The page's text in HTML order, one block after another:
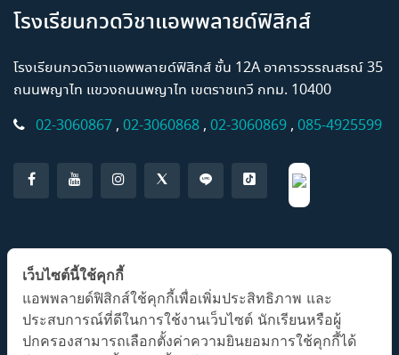
โรงเรียนกวดวิชาแอพพลายด์ฟิสิกส์
โรงเรียนกวดวิชาแอพพลายด์ฟิสิกส์ ชั้น 12A อาคารวรรณสรณ์ 35
ถนนพญาไท แขวงถนนพญาไท เขตราชเทวี กทม. 10400
02-3060867 , 02-3060868 , 02-3060869 , 085-4925599
แอปพลิเคชั่น AP Classroom
เว็บไซต์นี้ใช้คุกกี้
แอพพลายด์ฟิสิกส์ใช้คุกกี้เพื่อเพิ่มประสิทธิภาพ และ
ประสบการณ์ที่ดีในการใช้งานเว็บไซต์ นักเรียนหรือผู้
ปกครองสามารถเลือกตั้งค่าความยินยอมการใช้คุกกี้ได้